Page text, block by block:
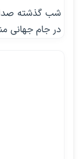
شب گذشته
در جام جهانی